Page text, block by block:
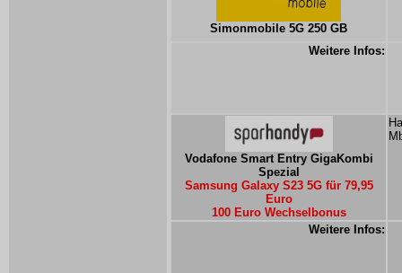
Simonmobile 5G 250 GB
Weitere Infos:
Vodafone Smart Entry GigaKombi
Spezial
Samsung Galaxy S23 5G für 79,95
Euro
100 Euro Wechselbonus
Weitere Infos: